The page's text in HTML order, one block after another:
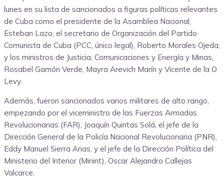
lunes en su lista de sancionados a figuras políticas relevantes
de Cuba como el presidente de la Asamblea Nacional,
Esteban Lazo, el secretario de Organización del Partido
Comunista de Cuba (PCC, único legal), Roberto Morales Ojeda,
y los ministros de Justicia, Comunicaciones y Energía y Minas,
Rosabel Gamón Verde, Mayra Arevich Marín y Vicente de la O
Levy.
Además, fueron sancionados varios militares de alto rango,
empezando por el viceministro de las Fuerzas Armadas
Revolucionarias (FAR), Joaquín Quintas Solá, el jefe de la
Dirección General de la Policía Nacional Revolucionaria (PNR),
Eddy Manuel Sierra Arias, y el jefe de la Dirección Política del
Ministerio del Interior (Minint), Oscar Alejandro Callejas
Valcarce.